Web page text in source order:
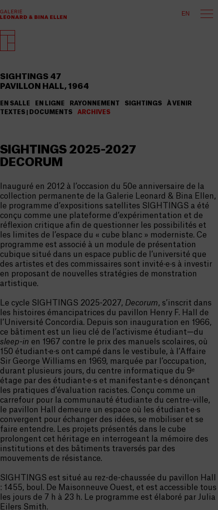
EN
SIGHTINGS 47
PAVILLON HALL, 1964
EN SALLE EN LIGNE RAYONNEMENT SIGHTINGS
À VENIR
TEXTES | DOCUMENTS
ARCHIVES
SIGHTINGS 2025-2027
DECORUM
Inauguré en 2012 à l’occasion du 50e anniversaire de la
collection permanente de la Galerie Leonard & Bina Ellen,
le programme d’expositions satellites SIGHTINGS a été
conçu comme une plateforme d’expérimentation et de
réflexion critique afin de questionner les possibilités et
les limites de l’espace du « cube blanc » moderniste. Ce
programme est associé à un module de présentation
cubique situé dans un espace public de l’université que
des artistes et des commissaires sont invité·e·s à investir
en proposant de nouvelles stratégies de monstration
artistique.
Le cycle SIGHTINGS 2025-2027, Decorum, s’inscrit dans
les histoires émancipatrices du pavillon Henry F. Hall de
l’Université Concordia. Depuis son inauguration en 1966,
ce bâtiment est un lieu clé de l’activisme étudiant—du
sleep-in en 1967 contre le prix des manuels scolaires, où
150 étudiant·e·s ont campé dans le vestibule, à l’Affaire
Sir George Williams en 1969, marquée par l’occupation,
durant plusieurs jours, du centre informatique du 9ᵉ
étage par des étudiant·e·s et manifestant·e·s dénonçant
les pratiques d’évaluation racistes. Conçu comme un
carrefour pour la communauté étudiante du centre-ville,
le pavillon Hall demeure un espace où les étudiant·e·s
convergent pour échanger des idées, se mobiliser et se
faire entendre. Les projets présentés dans le cube
prolongent cet héritage en interrogeant la mémoire des
institutions et des bâtiments traversés par des
mouvements de résistance.
SIGHTINGS est situé au rez-de-chaussée du pavillon Hall
: 1455, boul. De Maisonneuve Ouest, et est accessible tous
les jours de 7 h à 23 h. Le programme est élaboré par Julia
Eilers Smith.